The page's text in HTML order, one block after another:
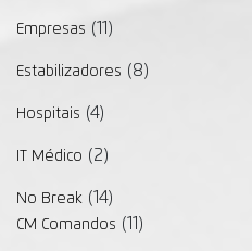
Empresas (11)
Estabilizadores (8)
Hospitais (4)
IT Médico (2)
No Break (14)
CM Comandos (11)